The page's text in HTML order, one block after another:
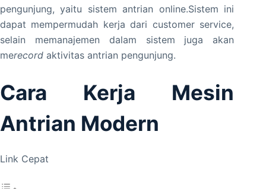
pengunjung, yaitu sistem antrian online.Sistem ini
dapat mempermudah kerja dari customer service,
selain memanajemen dalam sistem juga akan
merecord aktivitas antrian pengunjung.
Cara Kerja Mesin
Antrian Modern
Link Cepat